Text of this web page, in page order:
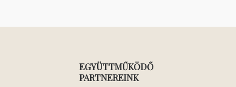
EGYÜTTMŰKÖDŐ
PARTNEREINK